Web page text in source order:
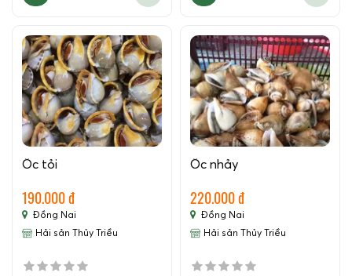
Ốc tỏi
190.000 đ
Đồng Nai
Hải sản Thủy Triều
Ốc nhảy
220.000 đ
Đồng Nai
Hải sản Thủy Triều